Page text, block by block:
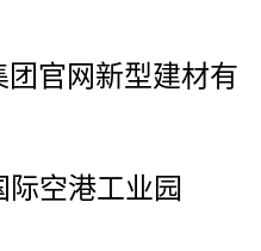
团官网新型建材有
际空港工业园